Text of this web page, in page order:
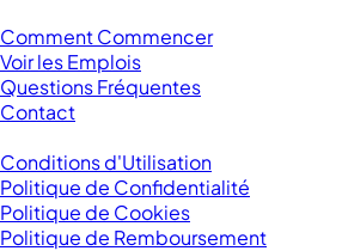
Comment Commencer
Voir les Emplois
Questions Fréquentes
Contact
Conditions d'Utilisation
Politique de Confidentialité
Politique de Cookies
Politique de Remboursement